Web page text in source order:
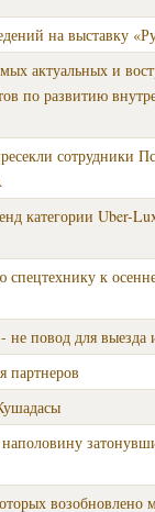
на выставку
актуальных и
по развитию
сотрудники
категории Uber-
спецтехнику к
повод для выезда
партнеров
возобновлено